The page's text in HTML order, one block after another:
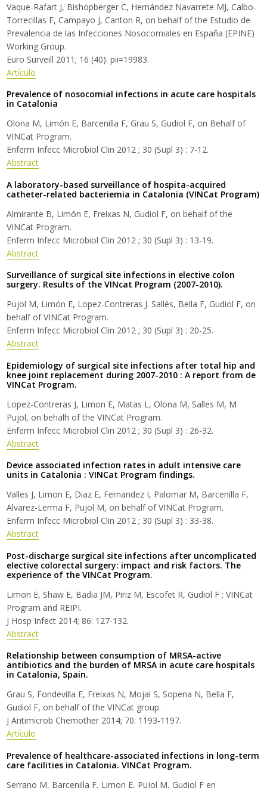
Vaque-Rafart J, Bishopberger C, Hernández Navarrete MJ, Calbo-
Torrecillas F, Campayo J, Canton R, on behalf of the Estudio de
Prevalencia de las Infecciones Nosocomiales en España (EPINE)
Working Group.
Euro Surveill 2011; 16 (40): pii=19983.
Artículo
Prevalence of nosocomial infections in acute care hospitals
in Catalonia
Olona M, Limón E, Barcenilla F, Grau S, Gudiol F, on Behalf of
VINCat Program.
Enferm Infecc Microbiol Clin 2012 ; 30 (Supl 3) : 7-12.
Abstract
A laboratory-based surveillance of hospita-acquired
catheter-related bacteriemia in Catalonia (VINCat Program)
Almirante B, Limón E, Freixas N, Gudiol F, on behalf of the
VINCat Program.
Enferm Infecc Microbiol Clin 2012 ; 30 (Supl 3) : 13-19.
Abstract
Surveillance of surgical site infections in elective colon
surgery. Results of the VINcat Program (2007-2010).
Pujol M, Limón E, Lopez-Contreras J. Sallés, Bella F, Gudiol F, on
behalf of VINCat Program.
Enferm Infecc Microbiol Clin 2012 ; 30 (Supl 3) : 20-25.
Abstract
Epidemiology of surgical site infections after total hip and
knee joint replacement during 2007-2010 : A report from de
VINCat Program.
Lopez-Contreras J, Limon E, Matas L, Olona M, Salles M, M
Pujol, on behalh of the VINCat Program.
Enferm Infecc Microbiol Clin 2012 ; 30 (Supl 3) : 26-32.
Abstract
Device associated infection rates in adult intensive care
units in Catalonia : VINCat Program findings.
Valles J, Limon E, Diaz E, Fernandez I, Palomar M, Barcenilla F,
Alvarez-Lerma F, Pujol M, on behalf of VINCat Program.
Enferm Infecc Microbiol Clin 2012 ; 30 (Supl 3) : 33-38.
Abstract
Post-discharge surgical site infections after uncomplicated
elective colorectal surgery: impact and risk factors. The
experience of the VINCat Program.
Limon E, Shaw E, Badia JM, Piriz M, Escofet R, Gudiol F ; VINCat
Program and REIPI.
J Hosp Infect 2014; 86: 127-132.
Abstract
Relationship between consumption of MRSA-active
antibiotics and the burden of MRSA in acute care hospitals
in Catalonia, Spain.
Grau S, Fondevilla E, Freixas N, Mojal S, Sopena N, Bella F,
Gudiol F, on behalf of the VINCat group.
J Antimicrob Chemother 2014; 70: 1193-1197.
Artículo
Prevalence of healthcare-associated infections in long-term
care facilities in Catalonia. VINCat Program.
Serrano M, Barcenilla F, Limon E, Pujol M, Gudiol F en